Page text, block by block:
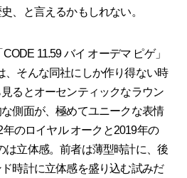
、と言えるかもしれない。
11.59 バイ オーデマ ピゲ」
、そんな同社にしか作り得ない時
るとオーセンティックなラウン
側面が、極めてユニークな表情
のロイヤル オークと2019年の
は立体感。前者は薄型時計に、後
時計に立体感を盛り込む試みだ